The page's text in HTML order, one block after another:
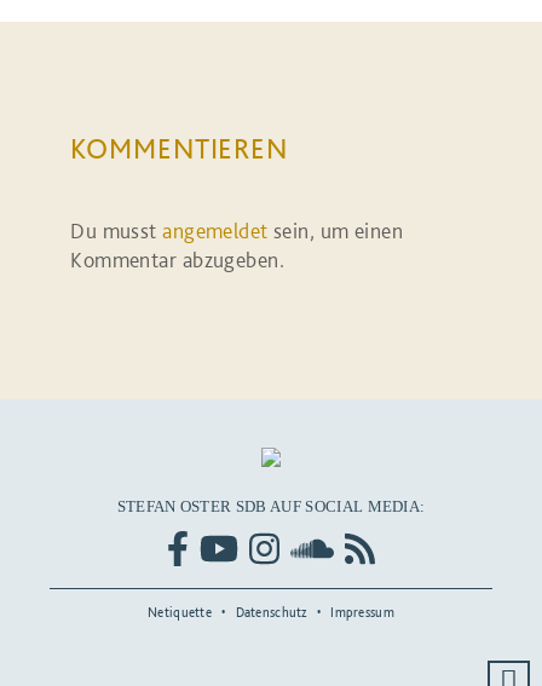
KOMMENTIEREN
Du musstangemeldet sein, um einen
Kommentar abzugeben.
STEFAN OSTER SDB AUF SOCIAL MEDIA:
Netiquette Datenschutz Impressum